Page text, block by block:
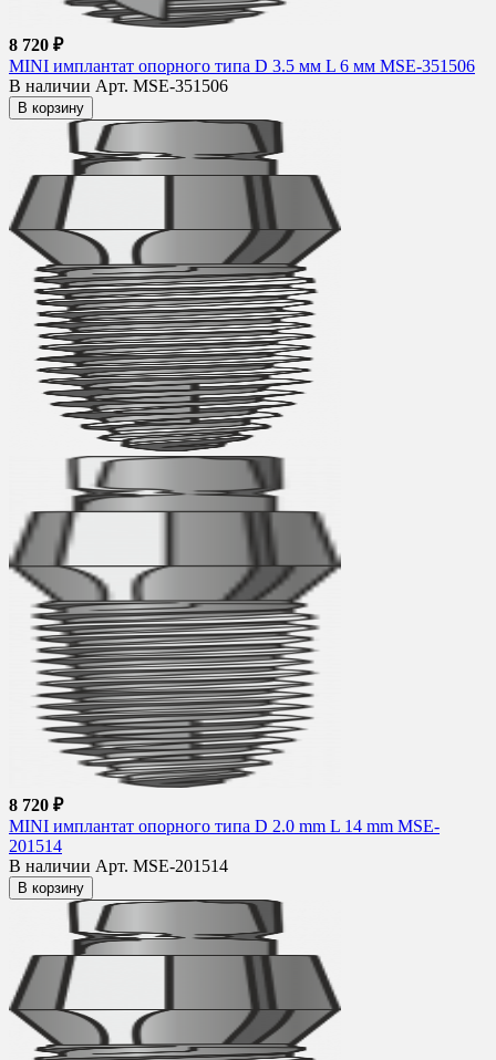
8 720 ₽
MINI имплантат опорного типа D 3.5 мм L 6 мм MSE-351506
В наличии Арт. MSE-351506
В корзину
8 720 ₽
MINI имплантат опорного типа D 2.0 mm L 14 mm MSE-
201514
В наличии Арт. MSE-201514
В корзину